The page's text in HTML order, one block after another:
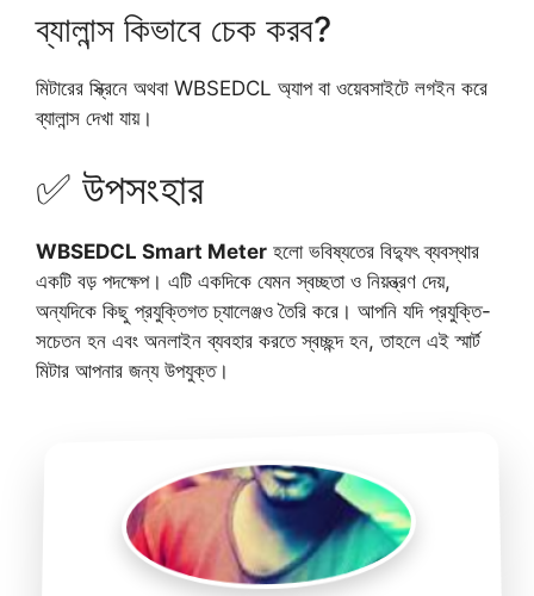
ব্যালান্স কিভাবে চেক করব?
মিটারের স্ক্রিনে অথবা WBSEDCL অ্যাপ বা ওয়েবসাইটে লগইন করে
ব্যালান্স দেখা যায়।
✅ উপসংহার
WBSEDCL Smart Meter হলো ভবিষ্যতের বিদ্যুৎ ব্যবস্থার
একটি বড় পদক্ষেপ। এটি একদিকে যেমন স্বচ্ছতা ও নিয়ন্ত্রণ দেয়,
অন্যদিকে কিছু প্রযুক্তিগত চ্যালেঞ্জও তৈরি করে। আপনি যদি প্রযুক্তি-
সচেতন হন এবং অনলাইন ব্যবহার করতে স্বচ্ছন্দ হন, তাহলে এই স্মার্ট
মিটার আপনার জন্য উপযুক্ত।